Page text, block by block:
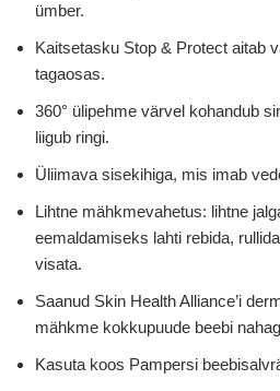
ümber.
Kaitsetasku Stop & Protect aitab
tagaosas.
360° ülipehme värvel kohandub
liigub ringi.
Üliimava sisekihiga, mis imab
Lihtne mähkmevahetus: lihtne
eemaldamiseks lahti rebida,
visata.
Saanud Skin Health Alliance’i
mähkme kokkupuude beebi
Kasuta koos Pampersi